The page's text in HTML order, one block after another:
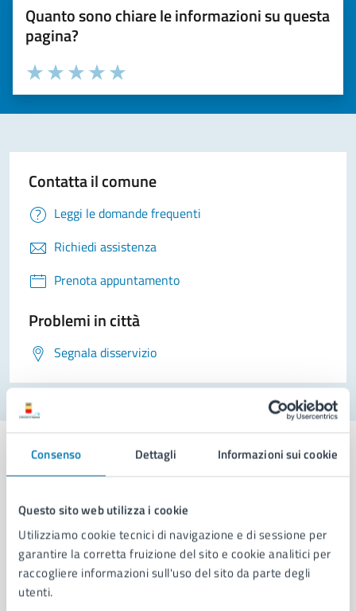
Consenso Dettagli Informazioni sui cookie
Questo sito web utilizza i cookie
Utilizziamo cookie tecnici di navigazione e di sessione per
garantire la corretta fruizione del sito e cookie analitici per
raccogliere informazioni sull'uso del sito da parte degli
utenti.
Quanto sono chiare le informazioni su questa
pagina?
Valuta la chiarezza delle informazioni (da 1 a 5 stelle)
Seleziona il numero di stelle per valutare la chiarezza delle
Valuta 5 stelle su 5
Valuta 4 stelle su 5
Valuta 3 stelle su 5
Valuta 2 stelle su 5
Valuta 1 stelle su 5
Contatta il comune
Leggi le domande frequenti
Richiedi assistenza
Prenota appuntamento
Problemi in città
Segnala disservizio
Comune di Napoli
AMMINISTRAZIONE
Aree amministrative
Organi di governo